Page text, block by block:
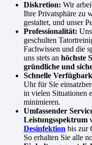
Diskretion: Wir
Ihre Privatsphäre zu
gestaltet, und unser
Professionalität:
geschulten
Fachwissen und die
uns stets an höchste
gründliche und
Schnelle
Uhr für Sie
in vielen Situationen
minimieren.
Umfassender
Leistungsspektrum
Desinfektion bis zur
So erhalten Sie alle